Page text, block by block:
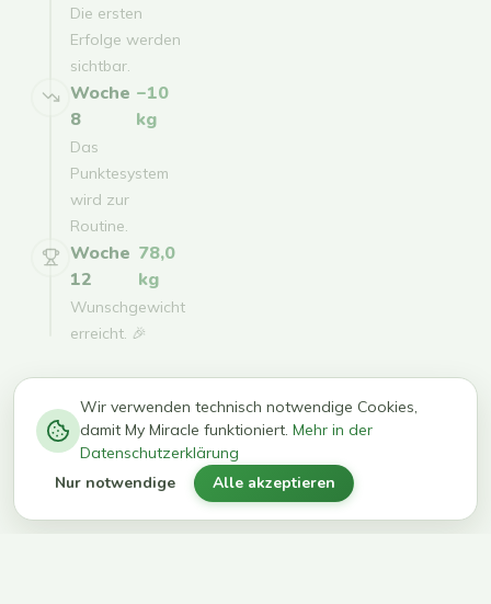
Die ersten
Erfolge werden
sichtbar.
Woche
8
−10
kg
Das
Punktesystem
wird zur
Routine.
Woche
12
78,0
kg
Wunschgewicht
erreicht. 🎉
−0
kg in 12
Wochen
0%
erreichen
ihr Ziel
Wir verwenden technisch notwendige Cookies,
damit My Miracle funktioniert. Mehr in der
Datenschutzerklärung
Nur notwendige Alle akzeptieren